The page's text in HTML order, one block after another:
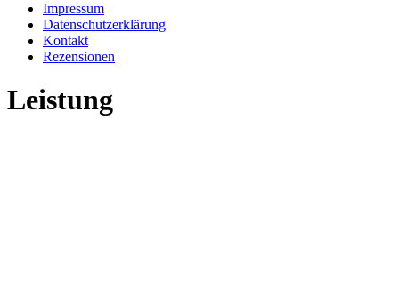
Impressum
Datenschutzerklärung
Kontakt
Rezensionen
Leistung